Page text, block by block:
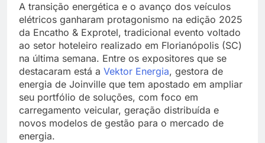
A transição energética e o avanço dos veículos
elétricos ganharam protagonismo na edição 2025
da Encatho & Exprotel, tradicional evento voltado
ao setor hoteleiro realizado em Florianópolis (SC)
na última semana. Entre os expositores que se
destacaram está a Vektor Energia, gestora de
energia de Joinville que tem apostado em ampliar
seu portfólio de soluções, com foco em
carregamento veicular, geração distribuída e
novos modelos de gestão para o mercado de
energia.